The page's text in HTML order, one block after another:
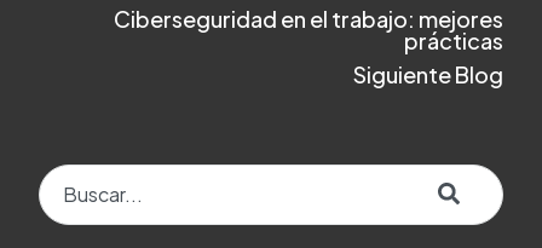
Ciberseguridad en el trabajo: mejores
prácticas
Siguiente Blog
Esto es un campo de búsqueda con una función de texto